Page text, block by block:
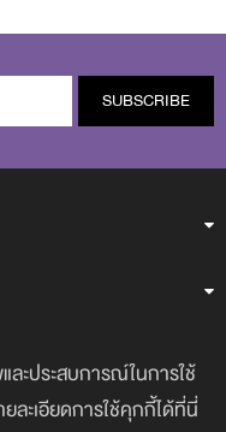
ะประสบการณ์ในการใช้
ะเอียดการใช้คุกกี้ได้ที่นี่
SUBSCRIBE